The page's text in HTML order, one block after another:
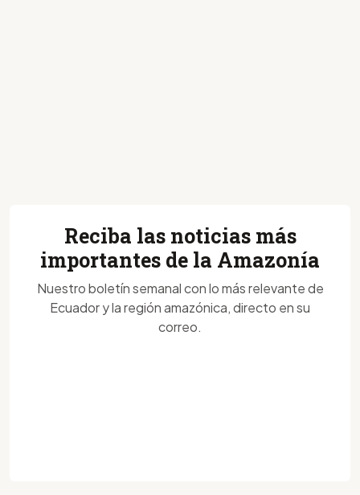
Reciba las noticias más
importantes de la Amazonía
Nuestro boletín semanal con lo más relevante de
Ecuador y la región amazónica, directo en su
correo.